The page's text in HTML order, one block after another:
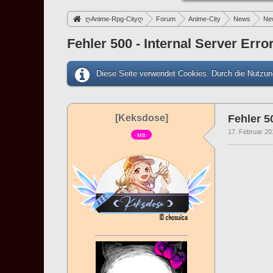
ღAnime-Rpg-Cityღ Forum Anime-City News
Fehler 500 - Internal Server
Diese Seite verwendet Cookies. Durch die
[Keksdose]
·мв·
Fehler
17. Februar